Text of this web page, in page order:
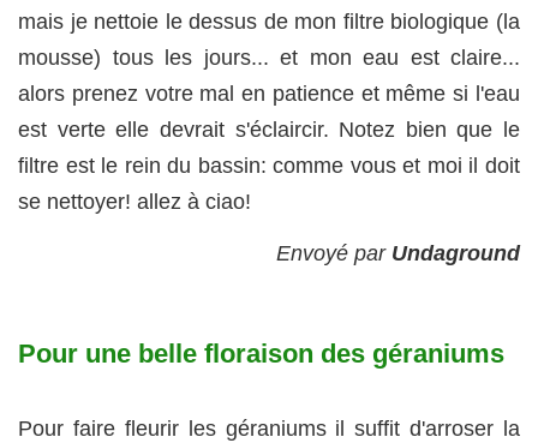
mais je nettoie le dessus de mon filtre biologique (la
mousse) tous les jours... et mon eau est claire...
alors prenez votre mal en patience et même si l'eau
est verte elle devrait s'éclaircir. Notez bien que le
filtre est le rein du bassin: comme vous et moi il doit
se nettoyer! allez à ciao!
Envoyé par Undaground
Pour une belle floraison des géraniums
Pour faire fleurir les géraniums il suffit d'arroser la